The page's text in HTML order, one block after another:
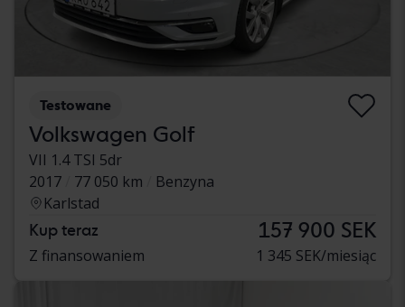
Testowane
Volkswagen Golf
VII 1.4 TSI 5dr
2017
77 050 km
Benzyna
Karlstad
Kup teraz 157 900 SEK
Z finansowaniem 1 345 SEK/miesiąc